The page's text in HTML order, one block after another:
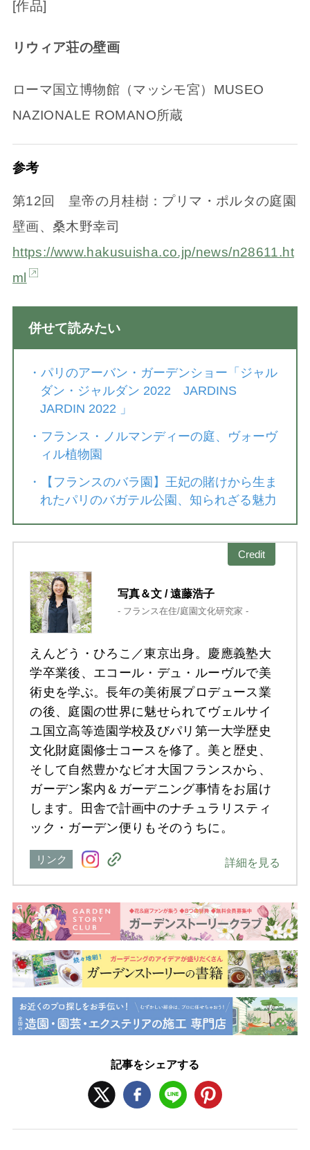
[作品]
リウィア荘の壁画
ローマ国立博物館（マッシモ宮）MUSEO
NAZIONALE ROMANO所蔵
参考
第12回 皇帝の月桂樹：プリマ・ポルタの庭園
壁画、桑木野幸司
https://www.hakusuisha.co.jp/news/n28611.ht
ml
併せて読みたい
・ パリのアーバン・ガーデンショー「ジャル
ダン・ジャルダン 2022 JARDINS
JARDIN 2022 」
・ フランス・ノルマンディーの庭、ヴォーヴ
ィル植物園
・
【フランスのバラ園】王妃の賭けから生ま
れたパリのバガテル公園、知られざる魅力
Credit
写真＆文 / 遠藤浩子
- フランス在住/庭園文化研究家 -
えんどう・ひろこ／東京出身。慶應義塾大
学卒業後、エコール・デュ・ルーヴルで美
術史を学ぶ。長年の美術展プロデュース業
の後、庭園の世界に魅せられてヴェルサイ
ユ国立高等造園学校及びパリ第一大学歴史
文化財庭園修士コースを修了。美と歴史、
そして自然豊かなビオ大国フランスから、
ガーデン案内＆ガーデニング事情をお届け
します。田舎で計画中のナチュラリスティ
ック・ガーデン便りもそのうちに。
リンク 詳細を見る
記事をシェアする